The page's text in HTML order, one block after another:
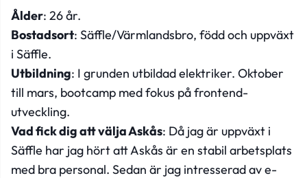
Ålder: 26 år.
Bostadsort: Säffle/Värmlandsbro, född och uppväxt
i Säffle.
Utbildning: I grunden utbildad elektriker. Oktober
till mars, bootcamp med fokus på frontend-
utveckling.
Vad fick dig att välja Askås: Då jag är uppväxt i
Säffle har jag hört att Askås är en stabil arbetsplats
med bra personal. Sedan är jag intresserad av e-